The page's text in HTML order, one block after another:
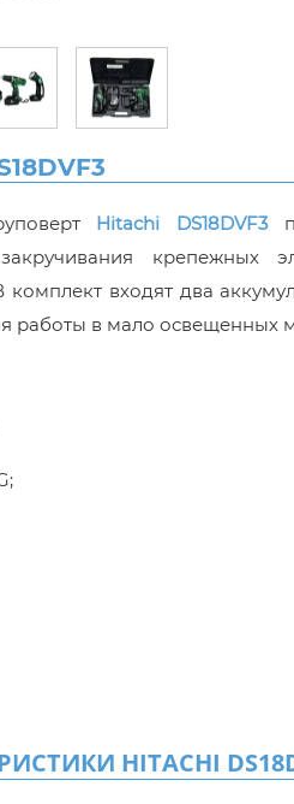
Hitachi DS18DVF3
крепежных
входят два
работы в мало освещенных
HITACHI